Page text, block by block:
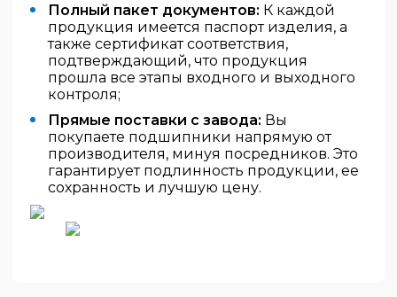
Полный пакет документов: К каждой
продукция имеется паспорт изделия, а
также сертификат соответствия,
подтверждающий, что продукция
прошла все этапы входного и выходного
контроля;
Прямые поставки с завода: Вы
покупаете подшипники напрямую от
производителя, минуя посредников. Это
гарантирует подлинность продукции, ее
сохранность и лучшую цену.